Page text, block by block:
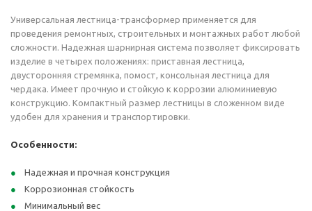
Универсальная лестница-трансформер применяется для
проведения ремонтных, строительных и монтажных работ любой
сложности. Надежная шарнирная система позволяет фиксировать
изделие в четырех положениях: приставная лестница,
двусторонняя стремянка, помост, консольная лестница для
чердака. Имеет прочную и стойкую к коррозии алюминиевую
конструкцию. Компактный размер лестницы в сложенном виде
удобен для хранения и транспортировки.
Особенности:
Надежная и прочная конструкция
Коррозионная стойкость
Минимальный вес